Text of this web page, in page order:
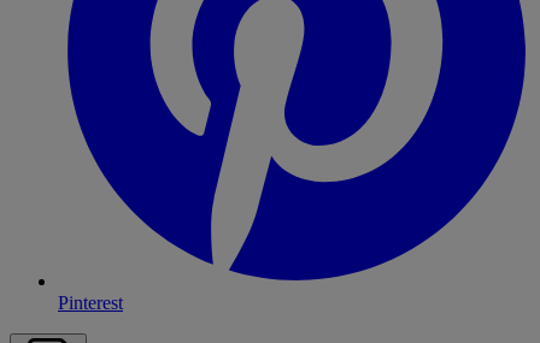
Pinterest